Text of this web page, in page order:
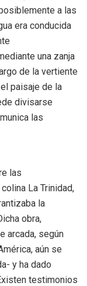
a las
era conducida
una zanja
de la vertiente
paisaje de la
divisarse
las
las
La Trinidad,
la
obra,
arcada, según
aún se
y ha dado
testimonios